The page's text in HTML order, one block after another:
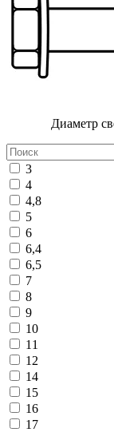
Диаметр
3
4
4,8
5
6
6,4
6,5
7
8
9
10
11
12
14
15
16
17